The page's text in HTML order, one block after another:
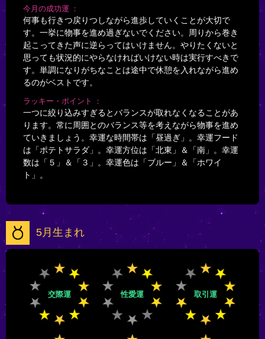
今月の成功運
何事も行きつ戻りつしながら進歩していくことが大切で
す。一挙に物事を進め過ぎないでください。周りから巻き
起こってきた声に逆らってはいけません。やりたくないと
思っても状況的にやらなければいけない時は実行すべきで
す。単調になりがちなことは途中で休憩を入れながら進め
るのがベストです。
ラッキー・ポイント
一つに絞り込みすぎるとバランスが取れなくなることがあ
ります。常に周囲とのバランス等を考えながら物事を進め
ていきましょう。幸運な時間帯は「昼過ぎ」。幸運フード
は「ポテトサラダ」。幸運方位は「北東」＆「南」。幸運
数は「５」＆「３」。幸運色は「ブルー」＆「ホワイ
ト」。
5月生まれ
交際運 性愛運 取引運